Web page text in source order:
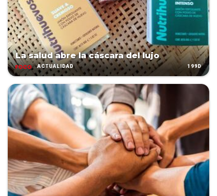
La salud abre la cáscara del lujo
ACTUALIDAD 199D